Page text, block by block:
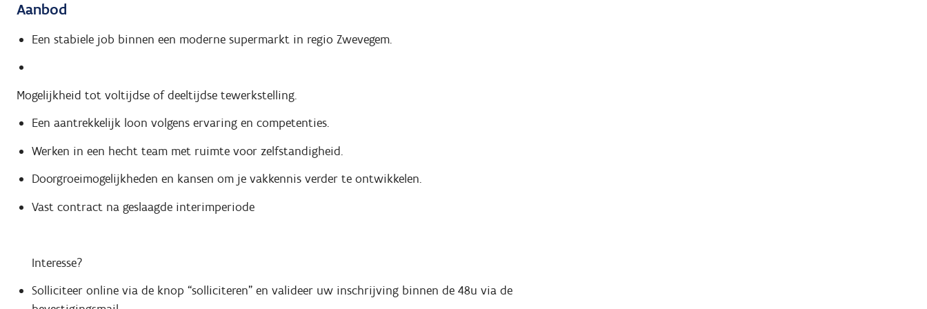
Aanbod
Een stabiele job binnen een moderne supermarkt in regio Zwevegem.
Mogelijkheid tot voltijdse of deeltijdse tewerkstelling.
Een aantrekkelijk loon volgens ervaring en competenties.
Werken in een hecht team met ruimte voor zelfstandigheid.
Doorgroeimogelijkheden en kansen om je vakkennis verder te ontwikkelen.
Vast contract na geslaagde interimperiode
Interesse?
Solliciteer online via de knop “solliciteren” en valideer uw inschrijving binnen de 48u via de